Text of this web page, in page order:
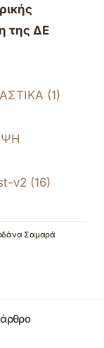
της ΔΕ
(1)
v2 (16)
Σαμαρά